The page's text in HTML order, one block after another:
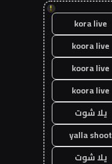
!
kora live
koora live
koora live
koora live
يلا شوت
yalla shoot
يلا شوت